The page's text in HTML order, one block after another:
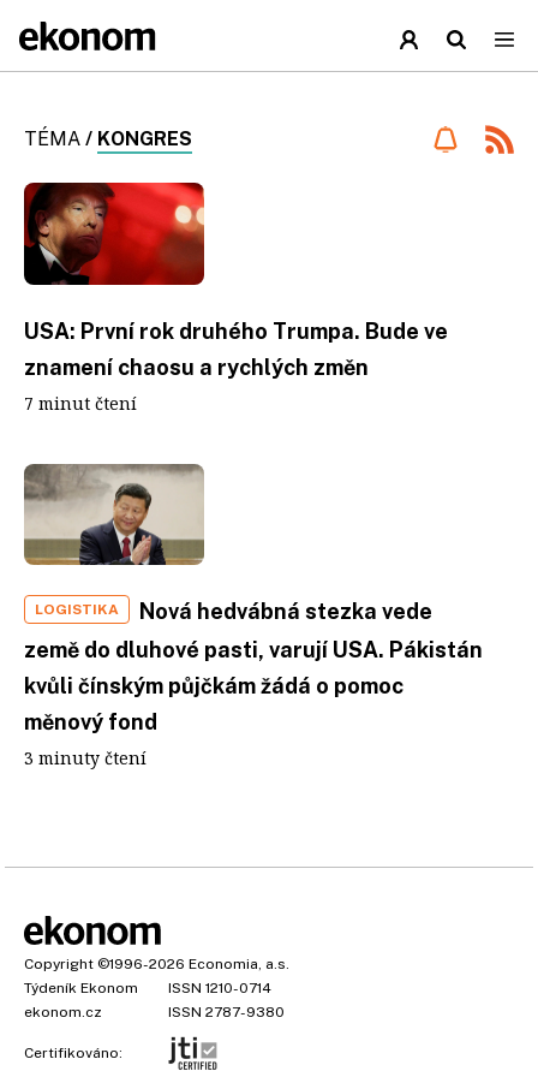
TÉMA / KONGRES
USA: První rok druhého Trumpa. Bude ve
znamení chaosu a rychlých změn
7 minut čtení
LOGISTIKA
Nová hedvábná stezka vede
země do dluhové pasti, varují USA. Pákistán
kvůli čínským půjčkám žádá o pomoc
měnový fond
3 minuty čtení
Copyright ©1996-2026 Economia, a.s.
Týdeník Ekonom
ISSN 1210-0714
ekonom.cz
ISSN 2787-9380
Certifikováno: